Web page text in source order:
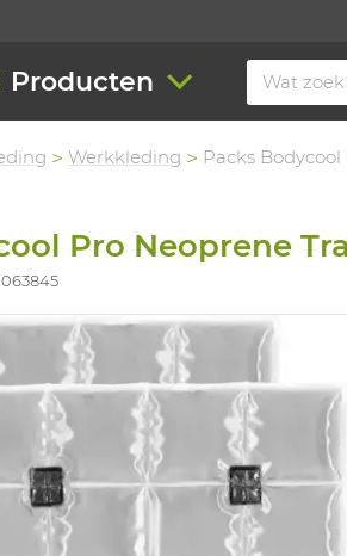
Producten
Werkkleding Packs Bodycool
Pro Neoprene